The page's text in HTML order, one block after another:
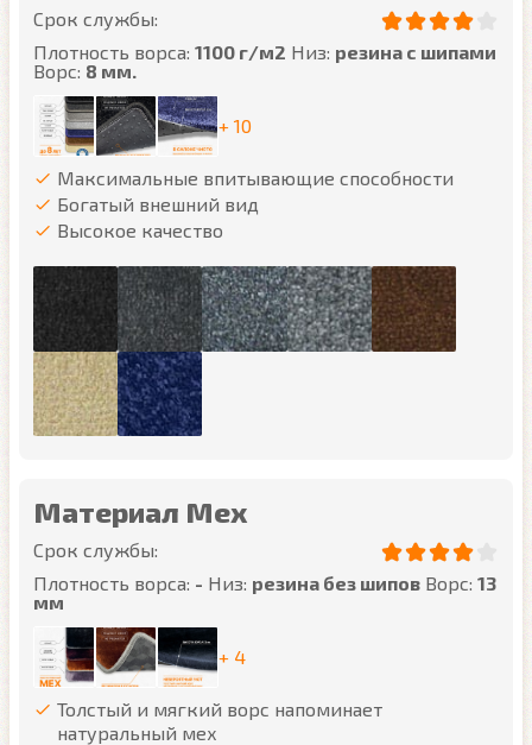
Срок службы:
Плотность ворса: 1100 г/м2 Низ: резина с шипами
Ворс: 8 мм.
+ 10
Максимальные впитывающие способности
Богатый внешний вид
Высокое качество
Материал Мех
Срок службы:
Плотность ворса: - Низ: резина без шипов Ворс: 13
мм
+ 4
Толстый и мягкий ворс напоминает
натуральный мех